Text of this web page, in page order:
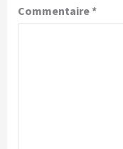
Commentaire*